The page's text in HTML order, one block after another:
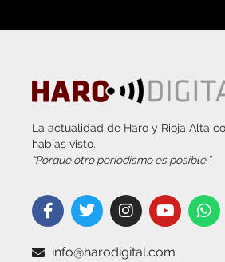
La actualidad de Haro y Rioja Alta
habías visto.
“Porque otro periodismo es posible.”
info@harodigital.com